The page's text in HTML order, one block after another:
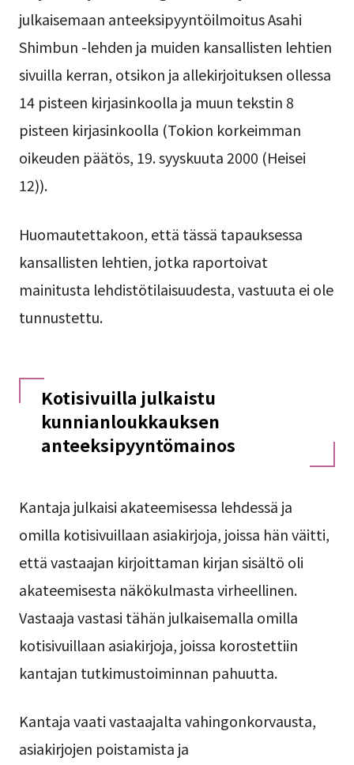
julkaisemaan anteeksipyyntöilmoitus Asahi
Shimbun -lehden ja muiden kansallisten lehtien
sivuilla kerran, otsikon ja allekirjoituksen ollessa
14 pisteen kirjasinkoolla ja muun tekstin 8
pisteen kirjasinkoolla (Tokion korkeimman
oikeuden päätös, 19. syyskuuta 2000 (Heisei
12)).
Huomautettakoon, että tässä tapauksessa
kansallisten lehtien, jotka raportoivat
mainitusta lehdistötilaisuudesta, vastuuta ei ole
tunnustettu.
Kotisivuilla julkaistu
kunnianloukkauksen
anteeksipyyntömainos
Kantaja julkaisi akateemisessa lehdessä ja
omilla kotisivuillaan asiakirjoja, joissa hän väitti,
että vastaajan kirjoittaman kirjan sisältö oli
akateemisesta näkökulmasta virheellinen.
Vastaaja vastasi tähän julkaisemalla omilla
kotisivuillaan asiakirjoja, joissa korostettiin
kantajan tutkimustoiminnan pahuutta.
Kantaja vaati vastaajalta vahingonkorvausta,
asiakirjojen poistamista ja